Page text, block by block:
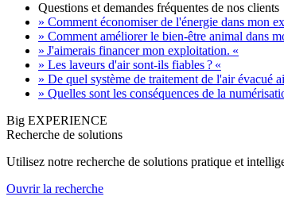
Questions et demandes fréquentes de nos clients
» Comment économiser de l'énergie dans mon
» Comment améliorer le bien-être animal dans
» J'aimerais financer mon exploitation. «
» Les laveurs d'air sont-ils fiables ? «
» De quel système de traitement de l'air évacué
» Quelles sont les conséquences de la
Big EXPERIENCE
Recherche de solutions
Utilisez notre recherche de solutions pratique et
Ouvrir la recherche